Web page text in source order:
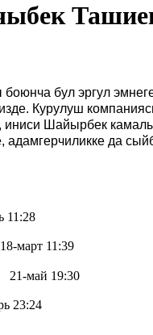
бул эргул
Курулуш
Шайырбек
да
11:28
18-март 11:39
21-май 19:30
23:24